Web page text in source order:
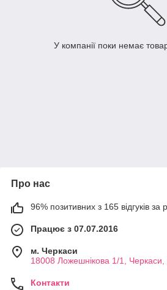
У компанії поки немає
Про нас
96% позитивних з 165 відгуків за
Працює з 07.07.2016
м. Черкаси
18008 Ложешнікова 1/1, Черкаси,
Контакти